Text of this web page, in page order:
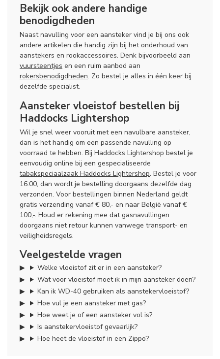
Bekijk ook andere handige
benodigdheden
Naast navulling voor een aansteker vind je bij ons ook
andere artikelen die handig zijn bij het onderhoud van
aanstekers en rookaccessoires. Denk bijvoorbeeld aan
vuursteentjes en een ruim aanbod aan
rokersbenodigdheden. Zo bestel je alles in één keer bij
dezelfde specialist.
Aansteker vloeistof bestellen bij
Haddocks Lightershop
Wil je snel weer vooruit met een navulbare aansteker,
dan is het handig om een passende navulling op
voorraad te hebben. Bij Haddocks Lightershop bestel je
eenvoudig online bij een gespecialiseerde
tabakspeciaalzaak Haddocks Lightershop. Bestel je voor
16:00, dan wordt je bestelling doorgaans dezelfde dag
verzonden. Voor bestellingen binnen Nederland geldt
gratis verzending vanaf € 80,- en naar België vanaf €
100,-. Houd er rekening mee dat gasnavullingen
doorgaans niet retour kunnen vanwege transport- en
veiligheidsregels.
Veelgestelde vragen
Welke vloeistof zit er in een aansteker?
Wat voor vloeistof moet ik in mijn aansteker doen?
Kan ik WD-40 gebruiken als aanstekervloeistof?
Hoe vul je een aansteker met gas?
Hoe weet je of een aansteker vol is?
Is aanstekervloeistof gevaarlijk?
Hoe heet de vloeistof in een Zippo?